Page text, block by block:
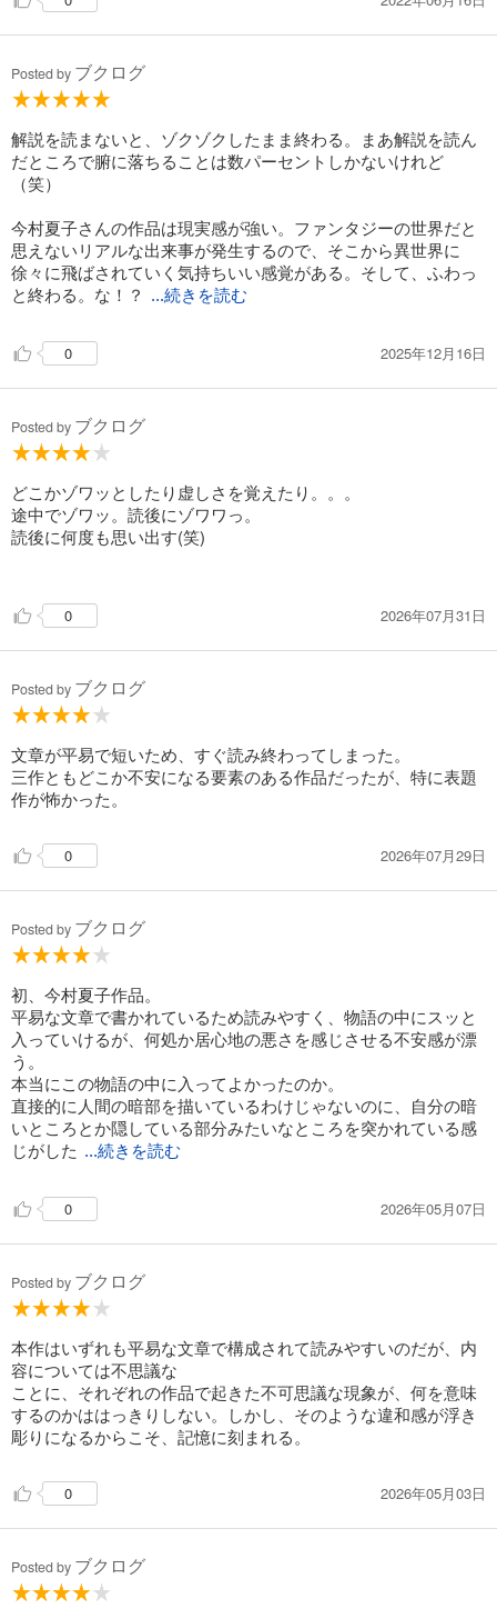
Posted by ブクログ
解説を読まないと、ゾクゾクしたまま終わる。まあ解説を読ん
だところで腑に落ちることは数パーセントしかないけれど
（笑）
今村夏子さんの作品は現実感が強い。ファンタジーの世界だと
思えないリアルな出来事が発生するので、そこから異世界に
徐々に飛ばされていく気持ちいい感覚がある。そして、ふわっ
と終わる。な！？
...続きを読む
0 2025年12月16日
Posted by ブクログ
どこかゾワッとしたり虚しさを覚えたり。。。
途中でゾワッ。読後にゾワワっ。
読後に何度も思い出す(笑)
0 2026年07月31日
Posted by ブクログ
文章が平易で短いため、すぐ読み終わってしまった。
三作ともどこか不安になる要素のある作品だったが、特に表題
作が怖かった。
0 2026年07月29日
Posted by ブクログ
初、今村夏子作品。
平易な文章で書かれているため読みやすく、物語の中にスッと
入っていけるが、何処か居心地の悪さを感じさせる不安感が漂
う。
本当にこの物語の中に入ってよかったのか。
直接的に人間の暗部を描いているわけじゃないのに、自分の暗
いところとか隠している部分みたいなところを突かれている感
じがした ...続きを読む
0 2026年05月07日
Posted by ブクログ
本作はいずれも平易な文章で構成されて読みやすいのだが、内
容については不思議な
ことに、それぞれの作品で起きた不可思議な現象が、何を意味
するのかははっきりしない。しかし、そのような違和感が浮き
彫りになるからこそ、記憶に刻まれる。
0 2026年05月03日
Posted by ブクログ